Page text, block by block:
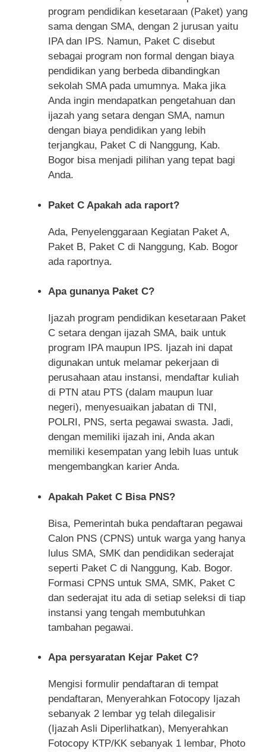
program pendidikan kesetaraan (Paket) yang
sama dengan SMA, dengan 2 jurusan yaitu
IPA dan IPS. Namun, Paket C disebut
sebagai program non formal dengan biaya
pendidikan yang berbeda dibandingkan
sekolah SMA pada umumnya. Maka jika
Anda ingin mendapatkan pengetahuan dan
ijazah yang setara dengan SMA, namun
dengan biaya pendidikan yang lebih
terjangkau, Paket C di Nanggung, Kab.
Bogor bisa menjadi pilihan yang tepat bagi
Anda.
Paket C Apakah ada raport?
Ada, Penyelenggaraan Kegiatan Paket A,
Paket B, Paket C di Nanggung, Kab. Bogor
ada raportnya.
Apa gunanya Paket C?
Ijazah program pendidikan kesetaraan Paket
C setara dengan ijazah SMA, baik untuk
program IPA maupun IPS. Ijazah ini dapat
digunakan untuk melamar pekerjaan di
perusahaan atau instansi, mendaftar kuliah
di PTN atau PTS (dalam maupun luar
negeri), menyesuaikan jabatan di TNI,
POLRI, PNS, serta pegawai swasta. Jadi,
dengan memiliki ijazah ini, Anda akan
memiliki kesempatan yang lebih luas untuk
mengembangkan karier Anda.
Apakah Paket C Bisa PNS?
Bisa, Pemerintah buka pendaftaran pegawai
Calon PNS (CPNS) untuk warga yang hanya
lulus SMA, SMK dan pendidikan sederajat
seperti Paket C di Nanggung, Kab. Bogor.
Formasi CPNS untuk SMA, SMK, Paket C
dan sederajat itu ada di setiap seleksi di tiap
instansi yang tengah membutuhkan
tambahan pegawai.
Apa persyaratan Kejar Paket C?
Mengisi formulir pendaftaran di tempat
pendaftaran, Menyerahkan Fotocopy Ijazah
sebanyak 2 lembar yg telah dilegalisir
(Ijazah Asli Diperlihatkan), Menyerahkan
Fotocopy KTP/KK sebanyak 1 lembar, Photo